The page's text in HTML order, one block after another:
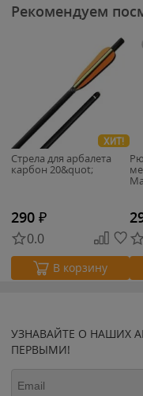
Рекомендуем
ХИТ!
Стрела для арбалета
карбон 20&quot;
290 ₽
0.0
В корзину
УЗНАВАЙТЕ О НАШИХ
ПЕРВЫМИ!